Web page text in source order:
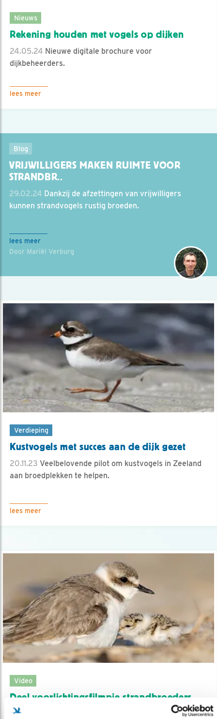
Nieuws
Rekening houden met vogels op dijken
24.05.24 Nieuwe digitale brochure voor
dijkbeheerders.
lees meer
Blog
VRIJWILLIGERS MAKEN RUIMTE VOOR
STRANDBR..
29.02.24 Dankzij de afzettingen van vrijwilligers
kunnen strandvogels rustig broeden.
lees meer
Door Mariël Verburg
Verdieping
Kustvogels met succes aan de dijk gezet
20.11.23 Veelbelovende pilot om kustvogels in Zeeland
aan broedplekken te helpen.
lees meer
Video
Deel voorlichtingsfilmpje strandbroeders
26.06.23